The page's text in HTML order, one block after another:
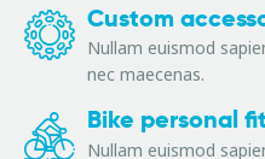
Custom
Nullam euismod
nec maecenas.
Bike personal
Nullam euismod